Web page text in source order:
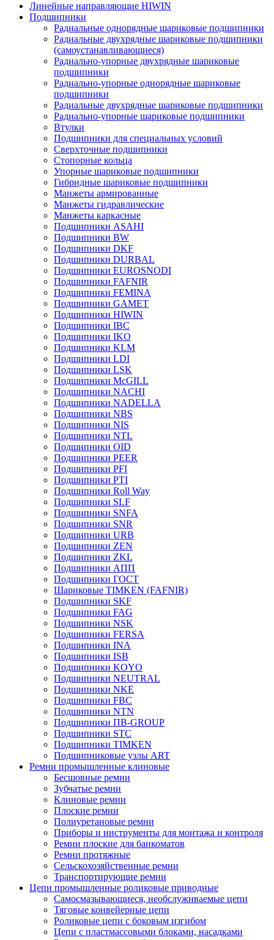
Линейные направляющие HIWIN
Подшипники
Радиальные однорядные шариковые подшипники
Радиальные двухрядные шариковые подшипники
(самоустанавливающиеся)
Радиально-упорные двухрядные шариковые
подшипники
Радиально-упорные однорядные шариковые
подшипники
Радиальные двухрядные шариковые подшипники
Радиально-упорные шариковые подшипники
Втулки
Подшипники для специальных условий
Сверхточные подшипники
Стопорные кольца
Упорные шариковые подшипники
Гибридные шариковые подшипники
Манжеты армированные
Манжеты гидравлические
Манжеты каркасные
Подшипники ASAHI
Подшипники BW
Подшипники DKF
Подшипники DURBAL
Подшипники EUROSNODI
Подшипники FAFNIR
Подшипники FEMINA
Подшипники GAMET
Подшипники HIWIN
Подшипники IBC
Подшипники IKO
Подшипники KLM
Подшипники LDI
Подшипники LSK
Подшипники McGILL
Подшипники NACHI
Подшипники NADELLA
Подшипники NBS
Подшипники NIS
Подшипники NTL
Подшипники OID
Подшипники PEER
Подшипники PFI
Подшипники PTI
Подшипники Roll Way
Подшипники SLF
Подшипники SNFA
Подшипники SNR
Подшипники URB
Подшипники ZEN
Подшипники ZKL
Подшипники АПП
Подшипники ГОСТ
Шариковые ТІMKEN (FAFNIR)
Подшипники SKF
Подшипники FAG
Подшипники NSK
Подшипники FERSA
Подшипники INA
Подшипники ISB
Подшипники KOYO
Подшипники NEUTRAL
Подшипники NKE
Подшипники FBC
Подшипники NTN
Подшипники ПВ-GROUP
Подшипники STC
Подшипники TIMKEN
Подшипниковые узлы ART
Ремни промышленные клиновые
Бесшовные ремни
Зубчатые ремни
Клиновые ремни
Плоские ремни
Полиуретановые ремни
Приборы и инструменты для монтажа и контроля
Ремни плоские для банкоматов
Ремни протяжные
Сельскохозяйственные ремни
Транспортирующие ремни
Цепи промышленные роликовые приводные
Самосмазывающиеся, необслуживаемые цепи
Тяговые конвейерные цепи
Роликовые цепи с боковым изгибом
Цепи с пластмассовыми блоками, насадками